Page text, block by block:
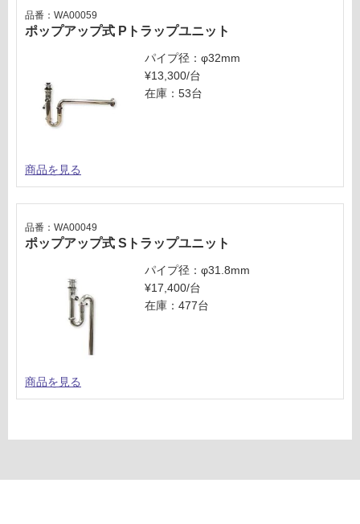
ポップアップ式 Pトラップユニット
品番：WA00059
パイプ径：φ32mm
¥13,300/台
在庫：53台
商品を見る
ポップアップ式 Sトラップユニット
品番：WA00049
パイプ径：φ31.8mm
¥17,400/台
在庫：477台
商品を見る